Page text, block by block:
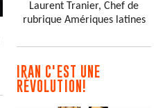
Laurent Tranier, Chef de
rubrique Amériques latines
IRAN C'EST UNE
RÉVOLUTION!